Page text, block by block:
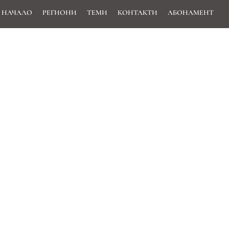
НАЧАЛО РЕГИОНИ ТЕМИ КОНТАКТИ АБОНАМЕНТ